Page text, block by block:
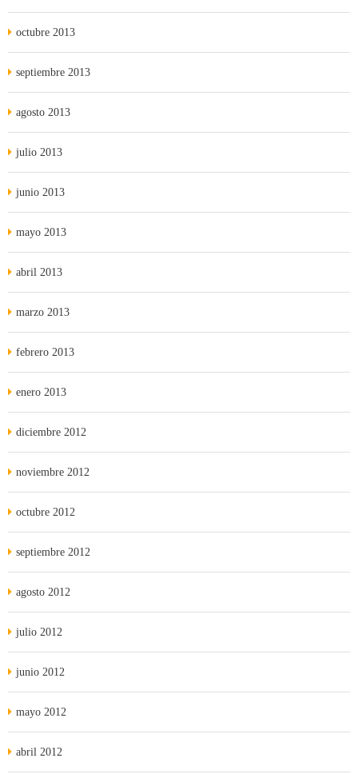
octubre 2013
septiembre 2013
agosto 2013
julio 2013
junio 2013
mayo 2013
abril 2013
marzo 2013
febrero 2013
enero 2013
diciembre 2012
noviembre 2012
octubre 2012
septiembre 2012
agosto 2012
julio 2012
junio 2012
mayo 2012
abril 2012